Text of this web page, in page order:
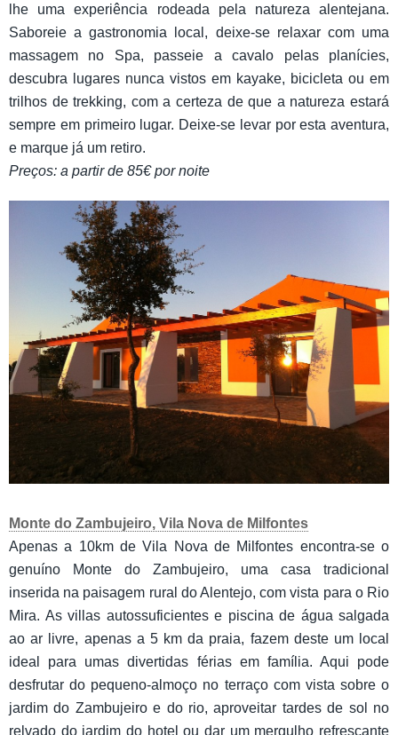
lhe uma experiência rodeada pela natureza alentejana.
Saboreie a gastronomia local, deixe-se relaxar com uma
massagem no Spa, passeie a cavalo pelas planícies,
descubra lugares nunca vistos em kayake, bicicleta ou em
trilhos de trekking, com a certeza de que a natureza estará
sempre em primeiro lugar. Deixe-se levar por esta aventura,
e marque já um retiro.
Preços: a partir de 85€ por noite
Monte do Zambujeiro, Vila Nova de Milfontes
Apenas a 10km de Vila Nova de Milfontes encontra-se o
genuíno Monte do Zambujeiro, uma casa tradicional
inserida na paisagem rural do Alentejo, com vista para o Rio
Mira. As villas autossuficientes e piscina de água salgada
ao ar livre, apenas a 5 km da praia, fazem deste um local
ideal para umas divertidas férias em família. Aqui pode
desfrutar do pequeno-almoço no terraço com vista sobre o
jardim do Zambujeiro e do rio, aproveitar tardes de sol no
relvado do jardim do hotel ou dar um mergulho refrescante